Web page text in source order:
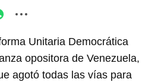
Unitaria Democrática
opositora de Venezuela,
agotó todas las vías para